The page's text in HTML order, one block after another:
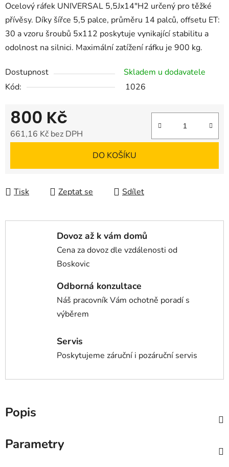
Ocelový ráfek UNIVERSAL 5,5Jx14"H2 určený pro těžké
přívěsy. Díky šířce 5,5 palce, průměru 14 palců, offsetu ET:
30 a vzoru šroubů 5x112 poskytuje vynikající stabilitu a
odolnost na silnici. Maximální zatížení ráfku je 900 kg.
Dostupnost
Skladem u dodavatele
Kód:
1026
800 Kč
661,16 Kč bez DPH
DO KOŠÍKU
Tisk Zeptat se Sdílet
Dovoz až k vám domů
Cena za dovoz dle vzdálenosti od
Boskovic
Odborná konzultace
Náš pracovník Vám ochotně poradí s
výběrem
Servis
Poskytujeme záruční i pozáruční servis
Popis
Parametry